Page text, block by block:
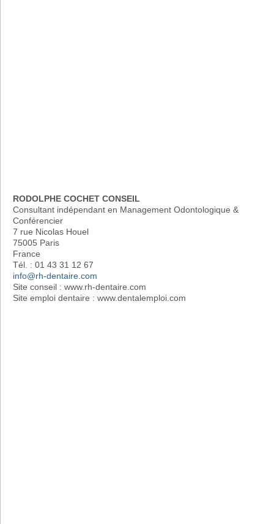
RODOLPHE COCHET CONSEIL
Consultant indépendant en Management Odontologique &
Conférencier
7 rue Nicolas Houel
75005 Paris
France
Tél. : 01 43 31 12 67
info@rh-dentaire.com
Site conseil : www.rh-dentaire.com
Site emploi dentaire : www.dentalemploi.com